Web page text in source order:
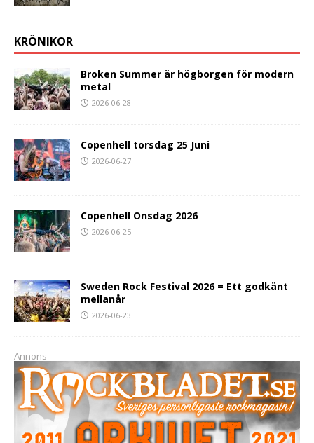
KRÖNIKOR
Broken Summer är högborgen för modern
metal
2026-06-28
Copenhell torsdag 25 Juni
2026-06-27
Copenhell Onsdag 2026
2026-06-25
Sweden Rock Festival 2026 = Ett godkänt
mellanår
2026-06-23
Annons